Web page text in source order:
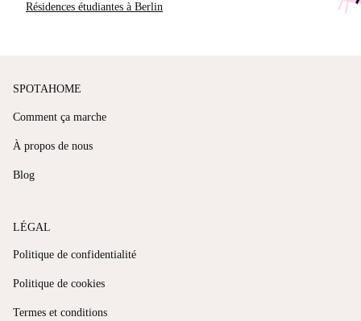
Résidences étudiantes à Berlin
SPOTAHOME
Comment ça marche
À propos de nous
Blog
LÉGAL
Politique de confidentialité
Politique de cookies
Termes et conditions